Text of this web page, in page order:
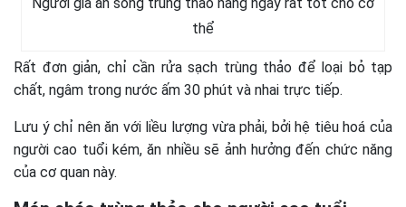
thể
Rất đơn giản, chỉ cần rửa sạch trùng thảo để loại bỏ tạp
chất, ngâm trong nước ấm 30 phút và nhai trực tiếp.
Lưu ý chỉ nên ăn với liều lượng vừa phải, bởi hệ tiêu hoá của
người cao tuổi kém, ăn nhiều sẽ ảnh hưởng đến chức năng
của cơ quan này.